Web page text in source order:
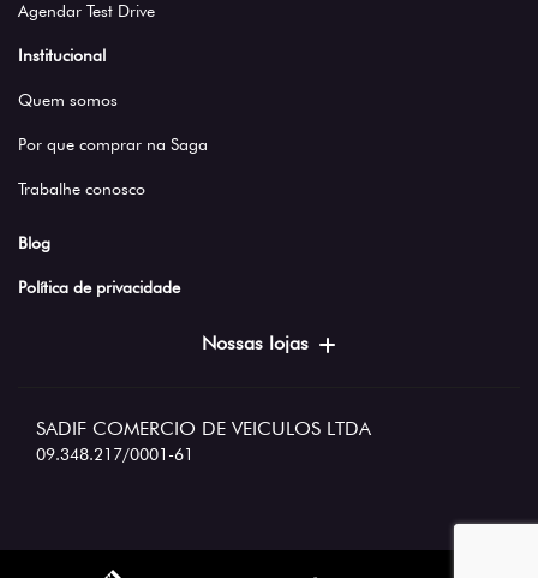
Agendar Test Drive
Institucional
Quem somos
Por que comprar na Saga
Trabalhe conosco
Blog
Política de privacidade
Nossas lojas
SADIF COMERCIO DE VEICULOS LTDA
09.348.217/0001-61